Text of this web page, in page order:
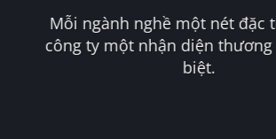
Mỗi ngành nghề một nét đặc
công ty một nhận diện
biệt.